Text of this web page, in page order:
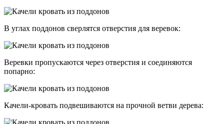
В углах поддонов сверлятся отверстия для веревок:
Веревки пропускаются через отверстия и соединяются
попарно:
Качели-кровать подвешиваются на прочной ветви дерева: